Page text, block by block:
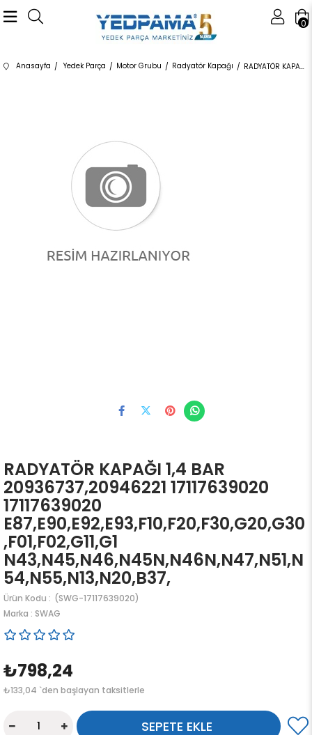
0
Anasayfa Yedek Parça Motor Grubu Radyatör Kapağı RADYATÖR KAPAĞI 1,4 BAR 20936737,20946221 17117639020 17117639020 E87,E90,E92,E93,F10,F20,F30,G20,G30,F01,F02,G11,G1 N43,N45,N46,N45N,N46N,N47,N51,N54,N55,N13,N20,B37,
RADYATÖR KAPAĞI 1,4 BAR
20936737,20946221 17117639020
17117639020
E87,E90,E92,E93,F10,F20,F30,G20,G30
,F01,F02,G11,G1
N43,N45,N46,N45N,N46N,N47,N51,N
54,N55,N13,N20,B37,
(SWG-17117639020)
Marka : SWAG
₺798,24
₺133,04 `den başlayan taksitlerle